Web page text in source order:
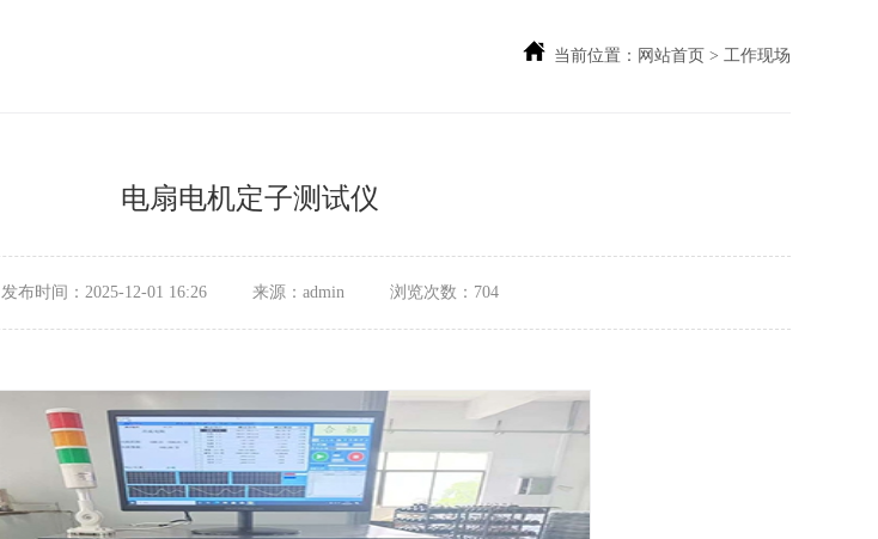
当前位置： 网站首页 > 工作现场
电扇电机定子测试仪
发布时间：2025-12-01 16:26 来源：admin 浏览次数：704